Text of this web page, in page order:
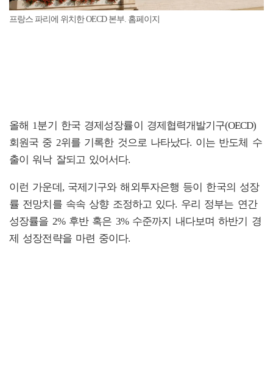
프랑스 파리에 위치한 OECD 본부. 홈페이지
올해 1분기 한국 경제성장률이 경제협력개발기구(OECD)
회원국 중 2위를 기록한 것으로 나타났다. 이는 반도체 수
출이 워낙 잘되고 있어서다.
이런 가운데, 국제기구와 해외투자은행 등이 한국의 성장
률 전망치를 속속 상향 조정하고 있다. 우리 정부는 연간
성장률을 2% 후반 혹은 3% 수준까지 내다보며 하반기 경
제 성장전략을 마련 중이다.